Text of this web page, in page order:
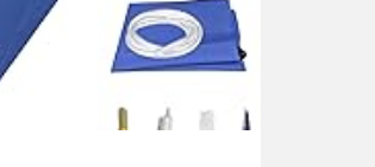
BLASEBALG,